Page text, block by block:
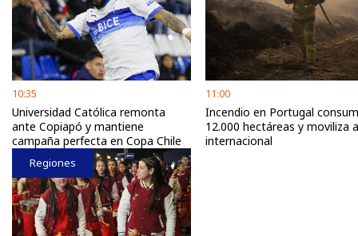
10:35
Universidad Católica remonta
ante Copiapó y mantiene
campaña perfecta en Copa Chile
11:00
Incendio en Portugal
12.000 hectáreas y moviliza
internacional
Regiones